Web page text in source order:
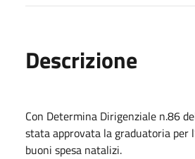
Descrizione
Con Determina Dirigenziale n.86
stata approvata la graduatoria per
buoni spesa natalizi.